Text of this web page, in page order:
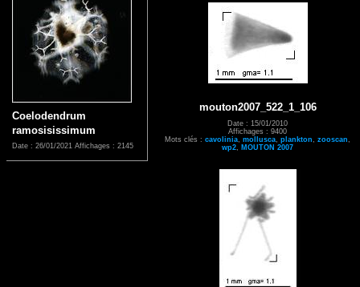
Coelodendrum
ramosisissimum
Date : 26/01/2021 Affichages : 2145
mouton2007_522_1_106
Date : 15/01/2010
Affichages : 9400
Mots clés : cavolinia mollusca plankton zooscan
wp2
MOUTON 2007